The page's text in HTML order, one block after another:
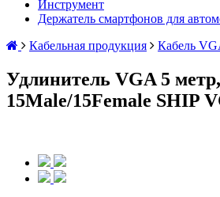
Инструмент
Держатель смартфонов для
Кабельная продукция
Кабель
Удлинитель VGA 5 метр,
15Male/15Female SHIP